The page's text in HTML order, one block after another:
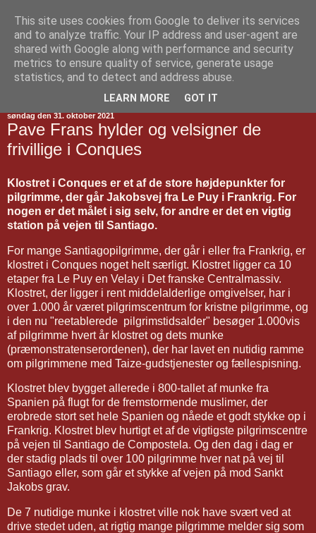
Jakobsvejen
søndag den 31. oktober 2021
Pave Frans hylder og velsigner de
frivillige i Conques
Klostret i Conques er et af de store højdepunkter for
pilgrimme, der går Jakobsvej fra Le Puy i Frankrig. For
nogen er det målet i sig selv, for andre er det en vigtig
station på vejen til Santiago.
For mange Santiagopilgrimme, der går i eller fra Frankrig, er
klostret i Conques noget helt særligt. Klostret ligger ca 10
etaper fra Le Puy en Velay i Det franske Centralmassiv.
Klostret, der ligger i rent middelalderlige omgivelser, har i
over 1.000 år været pilgrimscentrum for kristne pilgrimme, og
i den nu "reetablerede pilgrimstidsalder" besøger 1.000vis
af pilgrimme hvert år klostret og dets munke
(præmonstratenserordenen), der har lavet en nutidig ramme
om pilgrimmene med Taize-gudstjenester og fællespisning.
Klostret blev bygget allerede i 800-tallet af munke fra
Spanien på flugt for de fremstormende muslimer, der
erobrede stort set hele Spanien og nåede et godt stykke op i
Frankrig. Klostret blev hurtigt et af de vigtigste pilgrimscentre
på vejen til Santiago de Compostela. Og den dag i dag er
der stadig plads til over 100 pilgrimme hver nat på vej til
Santiago eller, som går et stykke af vejen på mod Sankt
Jakobs grav.
De 7 nutidige munke i klostret ville nok have svært ved at
drive stedet uden, at rigtig mange pilgrimme melder sig som
This site uses cookies from Google to deliver its services
and to analyze traffic. Your IP address and user-agent are
shared with Google along with performance and security
metrics to ensure quality of service, generate usage
statistics, and to detect and address abuse.
LEARN MORE GOT IT